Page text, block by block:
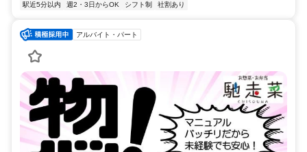
駅近5分以内
週2・3日からOK シフト制 社割あり
アルバイト・パート